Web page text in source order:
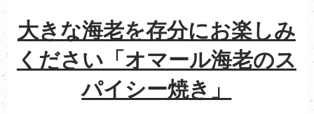
大きな海老を存分にお楽しみ
ください「オマール海老のス
パイシー焼き」